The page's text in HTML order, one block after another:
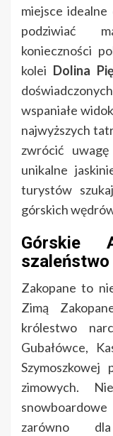
miejsce
podziwiać
konieczności
kolei Dolina
wspaniałe
najwyższych
zwrócić
unikalne
turystów
górskich
Górskie
Zakopane to
Zimą
królestwo
Gubałówce,
Szymoszkowej
zimowych.
zarówno